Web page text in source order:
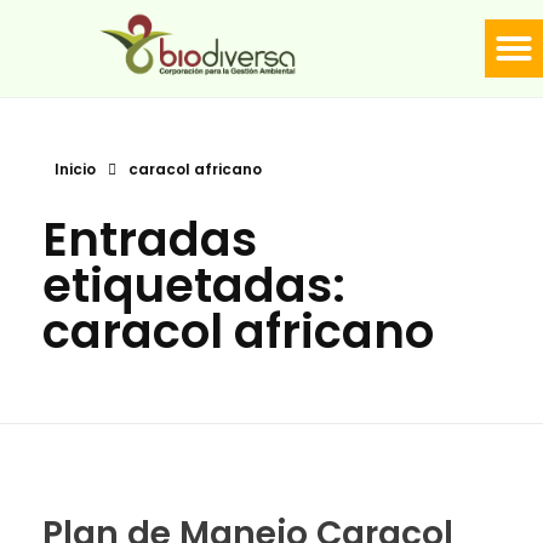
Inicio caracol africano
Entradas
etiquetadas:
caracol africano